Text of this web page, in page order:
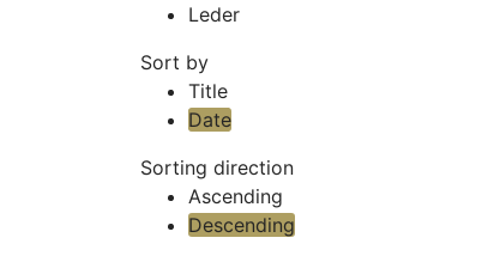
Leder
Sort by
Title
Date
Sorting direction
Ascending
Descending